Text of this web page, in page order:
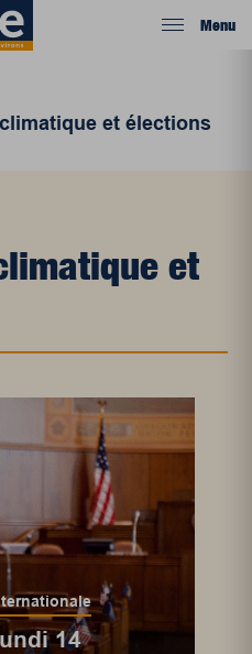
Menu
et élections
et
14